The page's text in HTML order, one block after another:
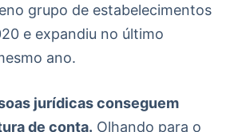
grupo de estabelecimentos
e expandiu no último
ano.
jurídicas conseguem
de conta. Olhando para o